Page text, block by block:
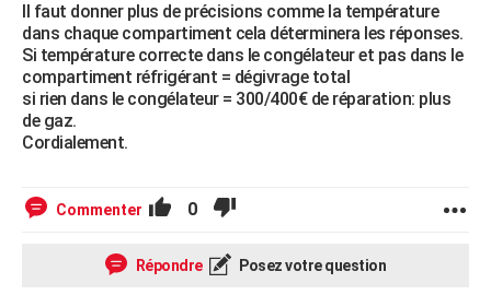
S'inscrire
Se connecter
Lycées
Collèges
Primaires
Universités
Entreprises
Service militaire
Avis de recherche
AVIS DE DÉCÈS
FORUM
Bricolage
Lifestyle
Culture
Sport
Auto
Television
Voyage
Cinema
Il faut donner plus de précisions comme la température
dans chaque compartiment cela déterminera les réponses.
Si température correcte dans le congélateur et pas dans le
compartiment réfrigérant = dégivrage total
si rien dans le congélateur = 300/400€ de réparation: plus
de gaz.
Cordialement.
Commenter 0
Répondre Posez votre question